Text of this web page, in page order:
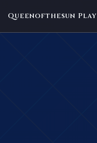
Queenofthesun Play